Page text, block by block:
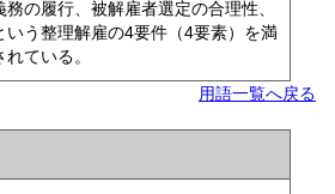
の履行、被解雇者選定の合理性、
いう整理解雇の4要件（4要素）を満
ている。
用語一覧へ戻る